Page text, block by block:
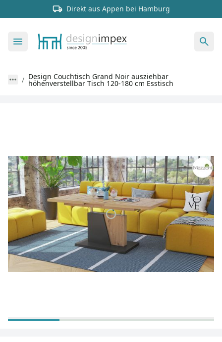
Direkt aus Appen bei Hamburg
Design Couchtisch Grand Noir ausziehbar
höhenverstellbar Tisch 120-180 cm Esstisch